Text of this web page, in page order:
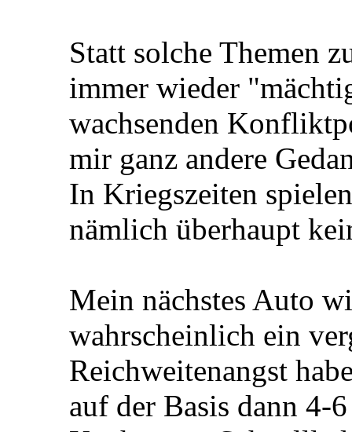
Statt solche Themen
immer wieder
wachsenden
mir ganz andere
In Kriegszeiten
nämlich überhaupt
Mein nächstes Auto
wahrscheinlich ein
Reichweitenangst
auf der Basis dann 4-